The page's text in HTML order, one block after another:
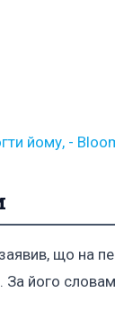
йому, -
що на
. За його